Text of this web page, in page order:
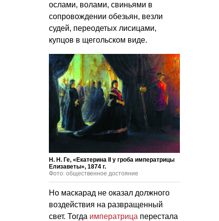
ослами, волами, свиньями в
сопровождении обезьян, везли
судей, переодетых лисицами,
купцов в щегольском виде.
Н. Н. Ге, «Екатерина II у гроба императрицы
Елизаветы», 1874 г.
Фото: общественное достояние
Но маскарад не оказал должного
воздействия на развращенный
свет. Тогда императрица перестала